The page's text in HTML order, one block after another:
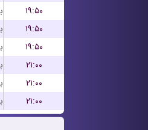
۱۹:۵۰
۱۹:۵۰
۱۹:۵۰
۲۱:۰۰
۲۱:۰۰
۲۱:۰۰